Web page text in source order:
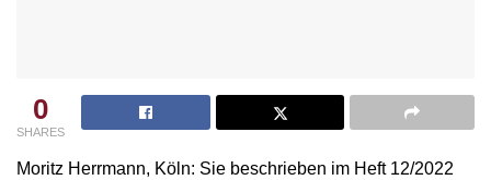
0
SHARES
Moritz Herrmann, Köln: Sie beschrieben im Heft 12/2022